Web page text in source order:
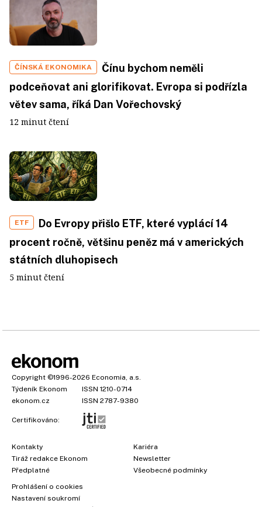
ČÍNSKÁ EKONOMIKA
Čínu bychom neměli
podceňovat ani glorifikovat. Evropa si podřízla
větev sama, říká Dan Vořechovský
12 minut čtení
ETF
Do Evropy přišlo ETF, které vyplácí 14
procent ročně, většinu peněz má v amerických
státních dluhopisech
5 minut čtení
Copyright ©1996-2026 Economia, a.s.
Týdeník Ekonom
ISSN 1210-0714
ekonom.cz
ISSN 2787-9380
Certifikováno:
Kontakty
Tiráž redakce Ekonom
Předplatné
Kariéra
Newsletter
Všeobecné podmínky
Prohlášení o cookies
Nastavení soukromí